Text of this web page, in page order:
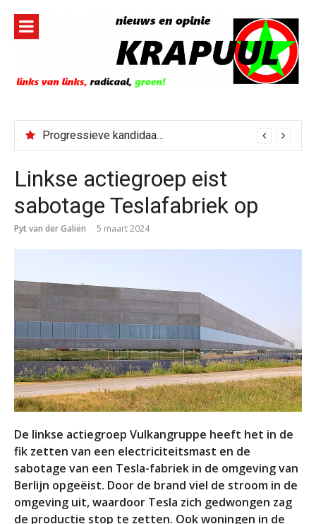
inhoud
Progressieve kandidaat El-Sayed senaatskandidaat Michigan
Linkse actiegroep eist
sabotage Teslafabriek op
Pyt van der Galiën 5 maart 2024
De linkse actiegroep Vulkangruppe heeft het in de
fik zetten van een electriciteitsmast en de
sabotage van een Tesla-fabriek in de omgeving van
Berlijn opgeëist. Door de brand viel de stroom in de
omgeving uit, waardoor Tesla zich gedwongen zag
de productie stop te zetten. Ook woningen in de